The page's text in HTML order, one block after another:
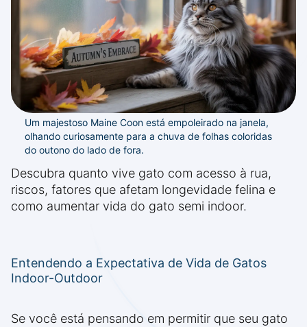
Um majestoso Maine Coon está empoleirado na janela,
olhando curiosamente para a chuva de folhas coloridas
do outono do lado de fora.
Descubra quanto vive gato com acesso à rua,
riscos, fatores que afetam longevidade felina e
como aumentar vida do gato semi indoor.
Entendendo a Expectativa de Vida de Gatos
Indoor-Outdoor
Se você está pensando em permitir que seu gato